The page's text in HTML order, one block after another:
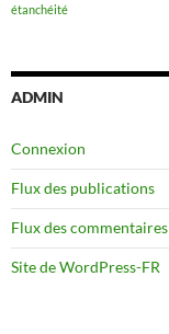
étanchéité
ADMIN
Connexion
Flux des publications
Flux des commentaires
Site de WordPress-FR